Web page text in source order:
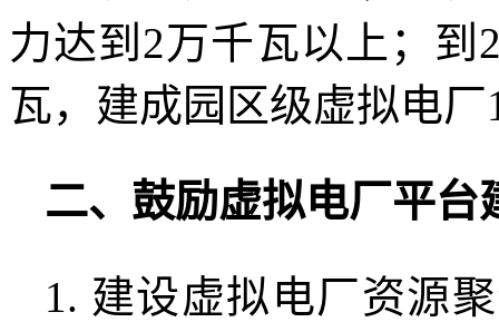
力达到2万千瓦以上；到
瓦，建成园区级虚拟电
二、鼓励虚拟电厂平台
1. 建设虚拟电厂资源